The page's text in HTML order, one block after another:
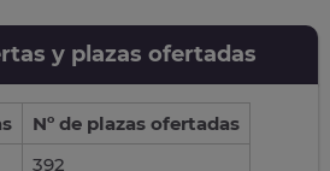
y plazas ofertadas
Nº de plazas ofertadas
392